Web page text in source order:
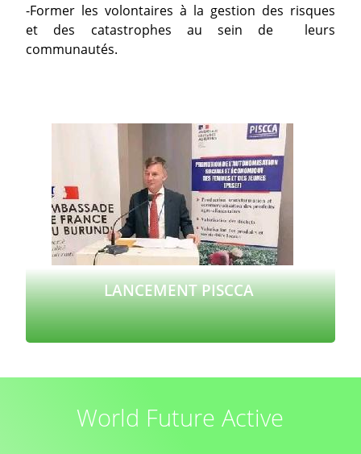
-Former les volontaires à la gestion des risques
et des catastrophes au sein de leurs
communautés.
LANCEMENT PISCCA
World Future Active